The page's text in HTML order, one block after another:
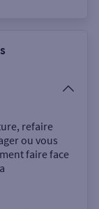
refaire
ou vous
faire face